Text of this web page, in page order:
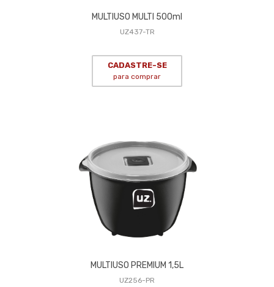
MULTIUSO MULTI 500ml
UZ437-TR
CADASTRE-SE
para comprar
MULTIUSO PREMIUM 1,5L
UZ256-PR